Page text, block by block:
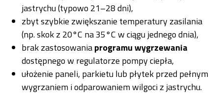
jastrychu (typowo 21–28 dni),
zbyt szybkie zwiększanie temperatury zasilania
(np. skok z 20°C na 35°C w ciągu jednego dnia),
brak zastosowaniaprogramu wygrzewania
dostępnego w regulatorze pompy ciepła,
ułożenie paneli, parkietu lub płytek przed pełnym
wygrzaniem i odparowaniem wilgoci z jastrychu.